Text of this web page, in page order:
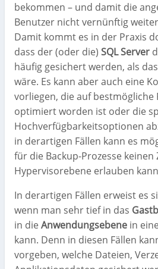
bekommen – und damit die
Benutzer nicht vernünftig
Damit kommt es in der Praxis
dass der (oder die) SQL Server
häufig gesichert werden, als
wäre. Es kann aber auch eine
vorliegen, die auf bestmögliche
optimiert worden ist oder die
Hochverfügbarkeitsoptionen
in derartigen Fällen kann es
für die Backup-Prozesse
Hypervisorebene erlauben
In derartigen Fällen erweist es
wenn man sehr tief in das
in die Anwendungsebene in
kann. Denn in diesen Fällen
vorgeben, welche Dateien,